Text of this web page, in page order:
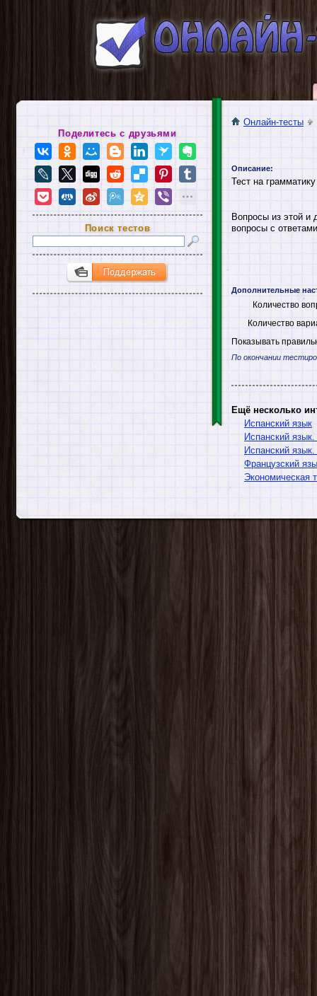
Онлайн-тесты
Описание:
Тест на
Вопросы из этой и
вопросы с
Дополнительные
Количество
Количество
Показывать
По окончании
Ещё несколько
Испанский язык
Испанский
Испанский
Французский
Экономическая
Поделитесь с друзьями
Поиск тестов